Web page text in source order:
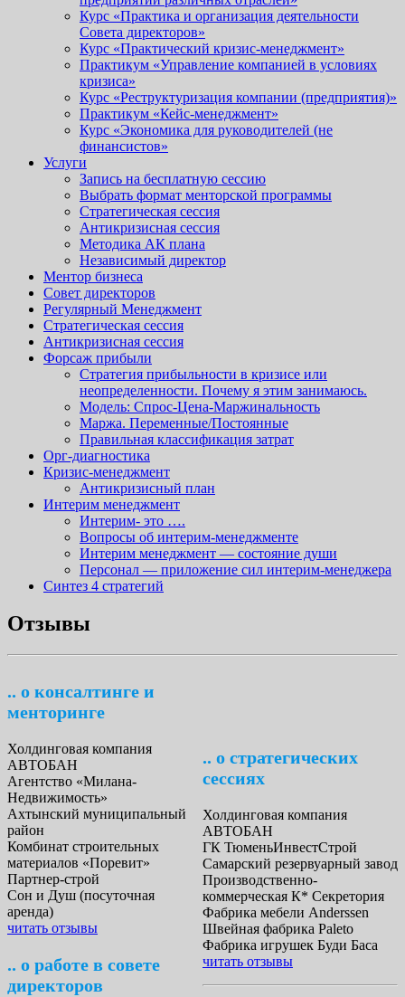
Курс «Практика и организация деятельности
Совета директоров»
Курс «Практический кризис-менеджмент»
Практикум «Управление компанией в условиях
кризиса»
Курс «Реструктуризация компании (предприятия)»
Практикум «Кейс-менеджмент»
Курс «Экономика для руководителей (не
финансистов»
Услуги
Запись на бесплатную сессию
Выбрать формат менторской программы
Стратегическая сессия
Антикризисная сессия
Методика АК плана
Независимый директор
Ментор бизнеса
Совет директоров
Регулярный Менеджмент
Стратегическая сессия
Антикризисная сессия
Форсаж прибыли
Стратегия прибыльности в кризисе или
неопределенности. Почему я этим занимаюсь.
Модель: Спрос-Цена-Маржинальность
Маржа. Переменные/Постоянные
Правильная классификация затрат
Орг-диагностика
Кризис-менеджмент
Антикризисный план
Интерим менеджмент
Интерим- это ….
Вопросы об интерим-менеджменте
Интерим менеджмент — состояние души
Персонал — приложение сил интерим-менеджера
Синтез 4 стратегий
Отзывы
.. о консалтинге и
менторинге
Холдинговая компания
АВТОБАН
Агентство «Милана-
Недвижимость»
Ахтынский муниципальный
район
Комбинат строительных
материалов «Поревит»
Партнер-строй
Сон и Душ (посуточная
аренда)
читать отзывы
.. о работе в совете
директоров
.. о стратегических
сессиях
Холдинговая компания
АВТОБАН
ГК ТюменьИнвестСтрой
Самарский резервуарный завод
Производственно-
коммерческая К* Секретория
Фабрика мебели Anderssen
Швейная фабрика Paleto
Фабрика игрушек Буди Баса
читать отзывы